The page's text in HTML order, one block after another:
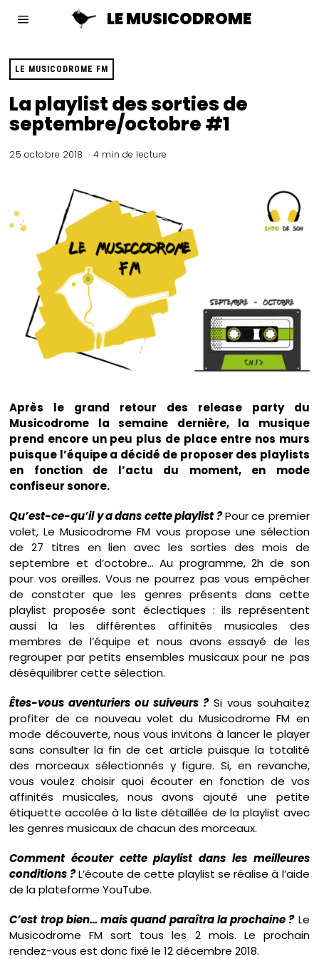
LE MUSICODROME
LE MUSICODROME FM
La playlist des sorties de
septembre/octobre #1
25 octobre 2018 4 min de lecture
Après le grand retour des release party du
Musicodrome la semaine dernière, la musique
prend encore un peu plus de place entre nos murs
puisque l’équipe a décidé de proposer des playlists
en fonction de l’actu du moment, en mode
confiseur sonore.
Qu’est-ce-qu’il y a dans cette playlist ?Pour ce premier
volet, Le Musicodrome FM vous propose une sélection
de 27 titres en lien avec les sorties des mois de
septembre et d’octobre… Au programme, 2h de son
pour vos oreilles. Vous ne pourrez pas vous empêcher
de constater que les genres présents dans cette
playlist proposée sont éclectiques : ils représentent
aussi la les différentes affinités musicales des
membres de l’équipe et nous avons essayé de les
regrouper par petits ensembles musicaux pour ne pas
déséquilibrer cette sélection.
Êtes-vous aventuriers ou suiveurs ?Si vous souhaitez
profiter de ce nouveau volet du Musicodrome FM en
mode découverte, nous vous invitons à lancer le player
sans consulter la fin de cet article puisque la totalité
des morceaux sélectionnés y figure. Si, en revanche,
vous voulez choisir quoi écouter en fonction de vos
affinités musicales, nous avons ajouté une petite
étiquette accolée à la liste détaillée de la playlist avec
les genres musicaux de chacun des morceaux.
Comment écouter cette playlist dans les meilleures
conditions ?L’écoute de cette playlist se réalise à l’aide
de la plateforme YouTube.
C’est trop bien… mais quand paraîtra la prochaine ?Le
Musicodrome FM sort tous les 2 mois. Le prochain
rendez-vous est donc fixé le 12 décembre 2018.